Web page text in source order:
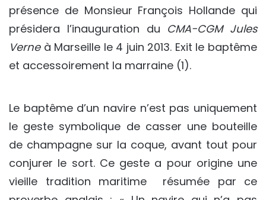
présence de Monsieur François Hollande qui
présidera l’inauguration du CMA-CGM Jules
Verneà Marseille le 4 juin 2013. Exit le baptême
et accessoirement la marraine (1).
Le baptême d’un navire n’est pas uniquement
le geste symbolique de casser une bouteille
de champagne sur la coque, avant tout pour
conjurer le sort. Ce geste a pour origine une
vieille tradition maritime résumée par ce